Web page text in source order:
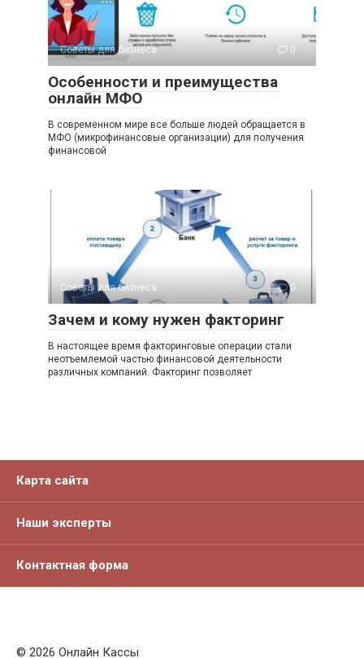
Советы для бизнеса 0
Особенности и преимущества
онлайн МФО
В современном мире все больше людей обращается в
МФО (микрофинансовые организации) для получения
финансовой
Советы для бизнеса 0
Зачем и кому нужен факторинг
В настоящее время факторинговые операции стали
неотъемлемой частью финансовой деятельности
различных компаний. Факторинг позволяет
Карта сайта
Наши эксперты
Контактная форма
© 2026 Онлайн Кассы